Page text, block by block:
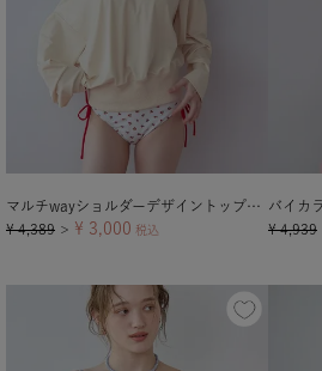
マルチwayショルダーデザイントップス/ラッシュガード
¥ 4,389 ＞ ¥ 3,000 税込
¥ 4,939